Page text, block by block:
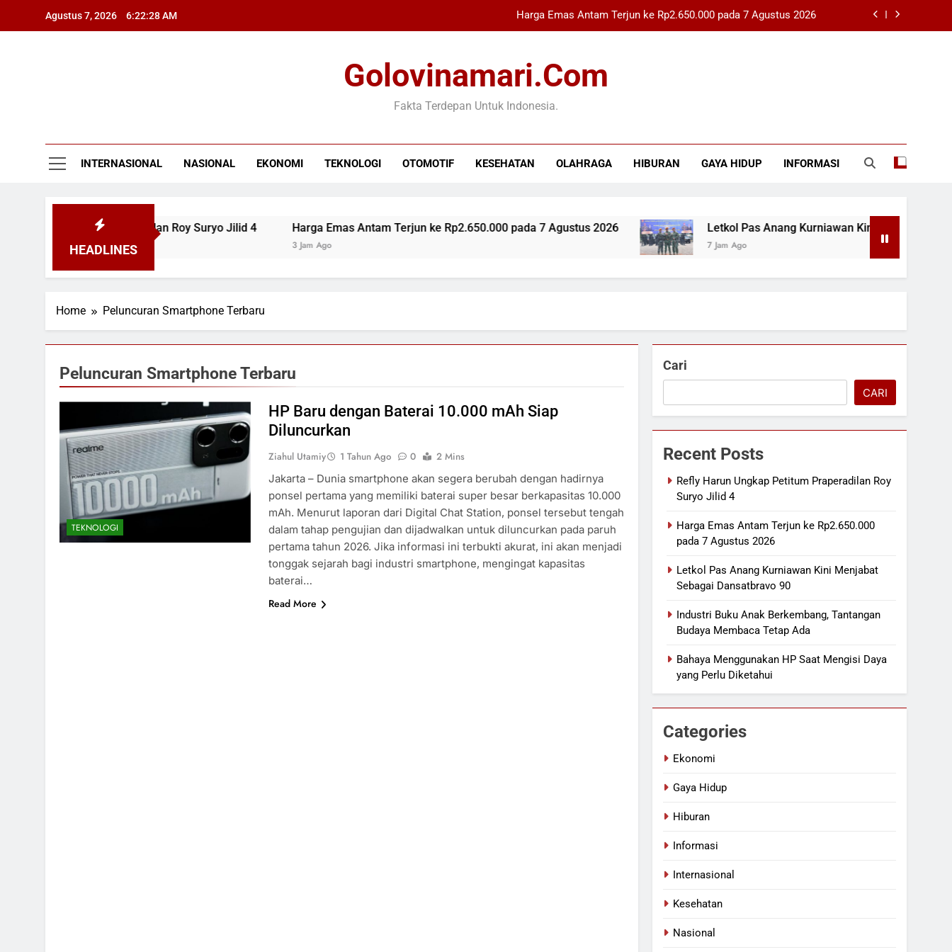
Agustus 7, 2026 6:22:28 AM Harga Emas Antam Terjun ke Rp2.650.000 pada 7 Agustus 2026
Industri Buku Anak Berkembang, Tantangan Budaya Membaca Tetap Ada
Refly Harun Ungkap Petitum Praperadilan Roy Suryo Jilid 4
Letkol Pas Anang Kurniawan Kini Menjabat Sebagai Dansatbravo 90
Golovinamari.com
Fakta Terdepan Untuk Indonesia.
INTERNASIONAL NASIONAL EKONOMI TEKNOLOGI OTOMOTIF KESEHATAN OLAHRAGA HIBURAN GAYA HIDUP INFORMASI
HEADLINES
Petitum Praperadilan Roy Suryo Jilid 4 Harga Emas Antam Terjun ke Rp2.650.000 pada 7 Agustus 2026
3 Jam Ago
Letkol Pas Anang Kurniawan Kini Menjabat Sebagai
7 Jam Ago
Home Peluncuran Smartphone Terbaru
Peluncuran Smartphone Terbaru
TEKNOLOGI
HP Baru dengan Baterai 10.000 mAh Siap
Diluncurkan
Ziahul Utamiy 1 Tahun Ago 0
2 Mins
Jakarta – Dunia smartphone akan segera berubah dengan hadirnya
ponsel pertama yang memiliki baterai super besar berkapasitas 10.000
mAh. Menurut laporan dari Digital Chat Station, ponsel tersebut tengah
dalam tahap pengujian dan dijadwalkan untuk diluncurkan pada paruh
pertama tahun 2026. Jika informasi ini terbukti akurat, ini akan menjadi
tonggak sejarah bagi industri smartphone, mengingat kapasitas
baterai…
Read More
Cari
CARI
Recent Posts
Refly Harun Ungkap Petitum Praperadilan Roy
Suryo Jilid 4
Harga Emas Antam Terjun ke Rp2.650.000
pada 7 Agustus 2026
Letkol Pas Anang Kurniawan Kini Menjabat
Sebagai Dansatbravo 90
Industri Buku Anak Berkembang, Tantangan
Budaya Membaca Tetap Ada
Bahaya Menggunakan HP Saat Mengisi Daya
yang Perlu Diketahui
Categories
Ekonomi
Gaya Hidup
Hiburan
Informasi
Internasional
Kesehatan
Nasional